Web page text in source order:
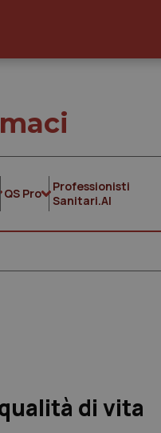
QS Pro
Professionisti
Sanitari.AI
di vita